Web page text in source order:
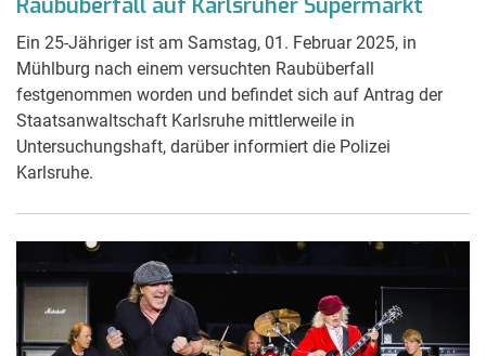
Ein 25-Jähriger ist am Samstag, 01. Februar 2025, in
Mühlburg nach einem versuchten Raubüberfall
festgenommen worden und befindet sich auf Antrag der
Staatsanwaltschaft Karlsruhe mittlerweile in
Untersuchungshaft, darüber informiert die Polizei
Karlsruhe.